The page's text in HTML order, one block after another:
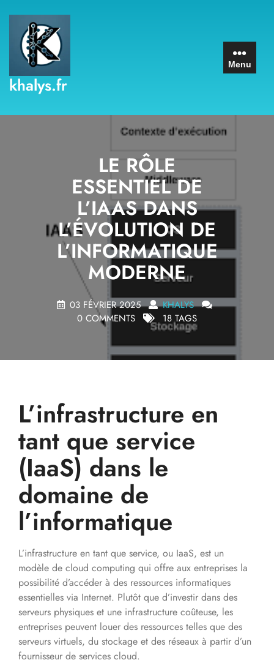
content
khalys.fr
Menu
LE RÔLE
ESSENTIEL DE
L’IAAS DANS
L’ÉVOLUTION DE
L’INFORMATIQUE
MODERNE
03 FÉVRIER 2025
KHALYS
0 COMMENTS
18 TAGS
L’infrastructure en
tant que service
(IaaS) dans le
domaine de
l’informatique
L’infrastructure en tant que service, ou IaaS, est un
modèle de cloud computing qui offre aux entreprises la
possibilité d’accéder à des ressources informatiques
essentielles via Internet. Plutôt que d’investir dans des
serveurs physiques et une infrastructure coûteuse, les
entreprises peuvent louer des ressources telles que des
serveurs virtuels, du stockage et des réseaux à partir d’un
fournisseur de services cloud.